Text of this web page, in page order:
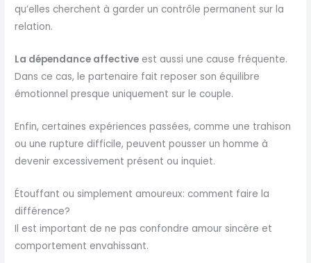
qu’elles cherchent à garder un contrôle permanent sur la
relation.
La dépendance affective est aussi une cause fréquente.
Dans ce cas, le partenaire fait reposer son équilibre
émotionnel presque uniquement sur le couple.
Enfin, certaines expériences passées, comme une trahison
ou une rupture difficile, peuvent pousser un homme à
devenir excessivement présent ou inquiet.
Étouffant ou simplement amoureux: comment faire la
différence?
Il est important de ne pas confondre amour sincère et
comportement envahissant.